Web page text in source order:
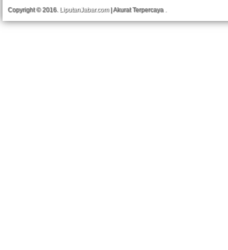
Copyright © 2016. LiputanJabar.com| Akurat Terpercaya